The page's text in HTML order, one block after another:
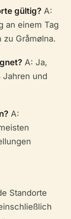
gültig? A:
an einem Tag
zu Gråmølna.
A: Ja,
Jahren und
A:
Standorte